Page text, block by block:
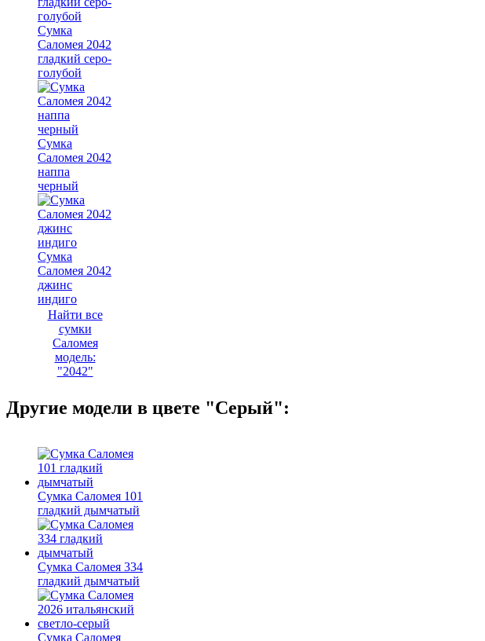
Сумка
Саломея 2042
гладкий серо-
голубой
Сумка
Саломея 2042
наппа
черный
Сумка
Саломея 2042
джинс
индиго
Найти все
сумки
Саломея
модель:
"2042"
Другие модели в цвете "Серый":
Сумка Саломея 101
гладкий дымчатый
Сумка Саломея 334
гладкий дымчатый
Сумка Саломея